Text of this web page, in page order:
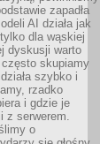
zapadła
AI działa jak
dla wąskiej
dyskusji warto
skupiamy
szybko i
rzadko
i gdzie je
z serwerem.
o